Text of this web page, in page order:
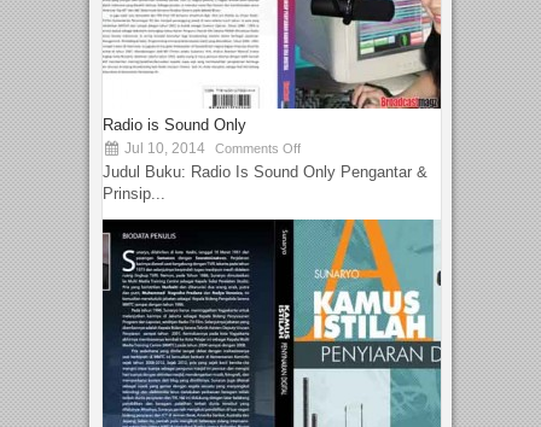
Radio is Sound Only
Jul 10, 2014 Comments Off
Judul Buku: Radio Is Sound Only Pengantar &
Prinsip...